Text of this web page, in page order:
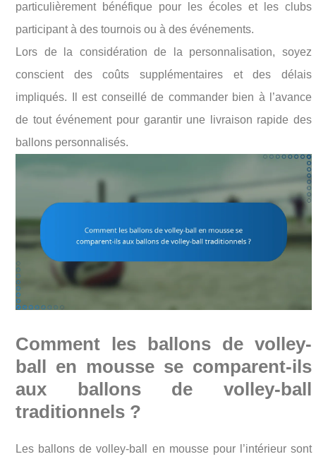
particulièrement bénéfique pour les écoles et les clubs
participant à des tournois ou à des événements.
Lors de la considération de la personnalisation, soyez
conscient des coûts supplémentaires et des délais
impliqués. Il est conseillé de commander bien à l’avance
de tout événement pour garantir une livraison rapide des
ballons personnalisés.
Comment les ballons de volley-
ball en mousse se comparent-ils
aux ballons de volley-ball
traditionnels ?
Les ballons de volley-ball en mousse pour l’intérieur sont